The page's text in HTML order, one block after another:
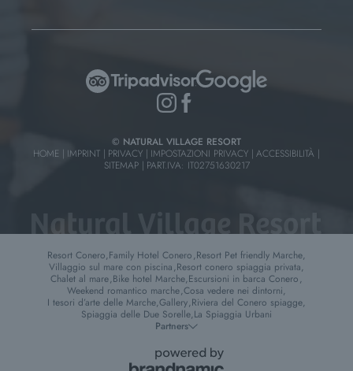
© NATURAL VILLAGE RESORT
HOME | IMPRINT | PRIVACY | IMPOSTAZIONI PRIVACY | ACCESSIBILITÀ |
SITEMAP | PART.IVA: IT02751630217
Resort Conero,Family Hotel Conero,Resort Pet friendly Marche,
Villaggio sul mare con piscina,Resort conero spiaggia privata,
Chalet al mare,Bike hotel Marche,Escursioni in barca Conero,
Weekend romantico marche,Cosa vedere nei dintorni,
I tesori d’arte delle Marche,Gallery,Riviera del Conero spiagge,
Spiaggia delle Due Sorelle,La Spiaggia Urbani
Partners